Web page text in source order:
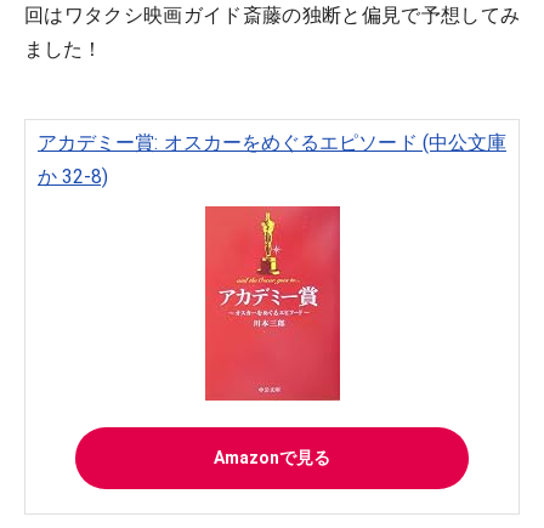
回はワタクシ映画ガイド斎藤の独断と偏見で予想してみ
ました！
アカデミー賞: オスカーをめぐるエピソード (中公文庫
か 32-8)
Amazonで見る